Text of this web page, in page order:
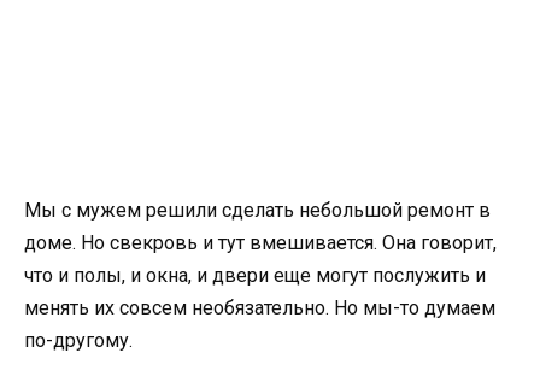
Мы с мужем решили сделать небольшой ремонт в
доме. Но свекровь и тут вмешивается. Она говорит,
что и полы, и окна, и двери еще могут послужить и
менять их совсем необязательно. Но мы-то думаем
по-другому.